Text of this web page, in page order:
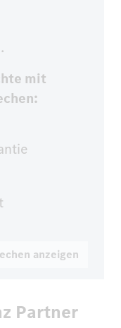
mit
anzeigen
Partner